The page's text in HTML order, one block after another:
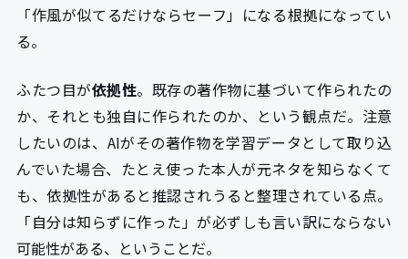
「作風が似てるだけならセーフ」になる根拠になってい
る。
ふたつ目が依拠性。既存の著作物に基づいて作られたの
か、それとも独自に作られたのか、という観点だ。注意
したいのは、AIがその著作物を学習データとして取り込
んでいた場合、たとえ使った本人が元ネタを知らなくて
も、依拠性があると推認されうると整理されている点。
「自分は知らずに作った」が必ずしも言い訳にならない
可能性がある、ということだ。